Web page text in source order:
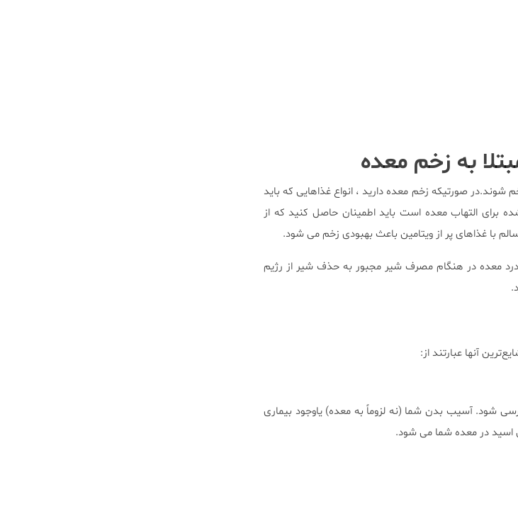
به زخم معده
شوند.در صورتیکه زخم معده دارید ، انواع غذاهایی که باید
برای التهاب معده است باید اطمینان حاصل کنید که از
با غذاهای پر از ویتامین باعث بهبودی زخم می شود.
معده در هنگام مصرف شیر مجبور به حذف شیر از رژیم
آنها عبارتند از:
شود. آسیب بدن شما (نه لزوماً به معده) یاوجود بیماری
اسید در معده شما می شود.